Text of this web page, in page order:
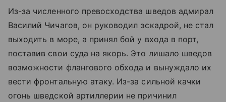
Из-за численного превосходства шведов адмирал
Василий Чичагов, он руководил эскадрой, не стал
выходить в море, а принял бой у входа в порт,
поставив свои суда на якорь. Это лишало шведов
возможности флангового обхода и вынуждало их
вести фронтальную атаку. Из-за сильной качки
огонь шведской артиллерии не причинил